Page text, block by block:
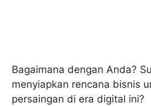
Bagaimana dengan Anda?
menyiapkan rencana bisnis
persaingan di era digital ini?